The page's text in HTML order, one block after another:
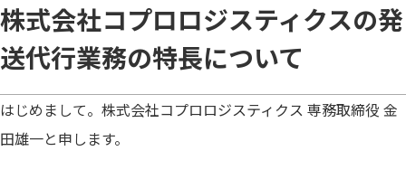
株式会社コプロロジスティクスの発
送代行業務の特長について
はじめまして。株式会社コプロロジスティクス 専務取締役 金
田雄一と申します。